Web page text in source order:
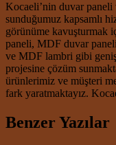
Kocaeli’nin duvar
sunduğumuz kapsamlı
görünüme kavuşturmak
paneli, MDF duvar
ve MDF lambri gibi
projesine çözüm
ürünlerimiz ve müşteri
fark yaratmaktayız.
Benzer Yazılar